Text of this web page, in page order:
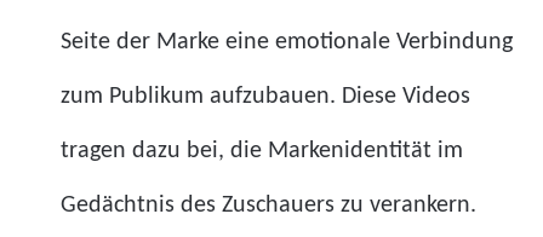
Seite der Marke eine emotionale Verbindung
zum Publikum aufzubauen. Diese Videos
tragen dazu bei, die Markenidentität im
Gedächtnis des Zuschauers zu verankern.